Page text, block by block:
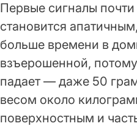
Первые сигналы
становится
больше времени в
взъерошенной, потому
падает — даже 50
весом около
поверхностным и